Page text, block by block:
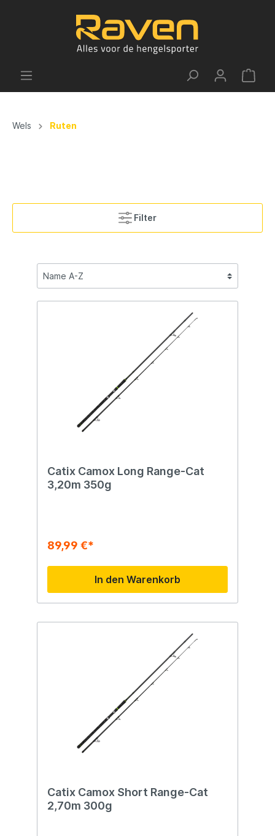
Wels Ruten
Filter
Catix Camox Long Range-Cat
3,20m 350g
89,99 €*
In den Warenkorb
Catix Camox Short Range-Cat
2,70m 300g